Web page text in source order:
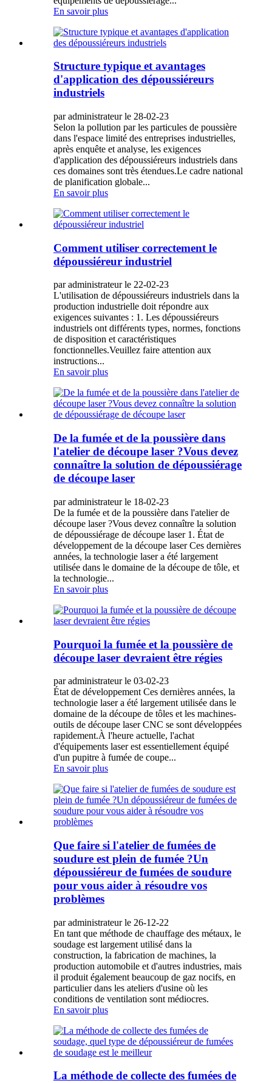
En savoir plus
Structure typique et avantages
d'application des dépoussiéreurs
industriels
par administrateur le 28-02-23
Selon la pollution par les particules de poussière
dans l'espace limité des entreprises industrielles,
après enquête et analyse, les exigences
d'application des dépoussiéreurs industriels dans
ces domaines sont très étendues.Le cadre national
de planification globale...
En savoir plus
Comment utiliser correctement le
dépoussiéreur industriel
par administrateur le 22-02-23
L'utilisation de dépoussiéreurs industriels dans la
production industrielle doit répondre aux
exigences suivantes : 1. Les dépoussiéreurs
industriels ont différents types, normes, fonctions
de disposition et caractéristiques
fonctionnelles.Veuillez faire attention aux
instructions...
En savoir plus
De la fumée et de la poussière dans
l'atelier de découpe laser ?Vous devez
connaître la solution de dépoussiérage
de découpe laser
par administrateur le 18-02-23
De la fumée et de la poussière dans l'atelier de
découpe laser ?Vous devez connaître la solution
de dépoussiérage de découpe laser 1. État de
développement de la découpe laser Ces dernières
années, la technologie laser a été largement
utilisée dans le domaine de la découpe de tôle, et
la technologie...
En savoir plus
Pourquoi la fumée et la poussière de
découpe laser devraient être régies
par administrateur le 03-02-23
État de développement Ces dernières années, la
technologie laser a été largement utilisée dans le
domaine de la découpe de tôles et les machines-
outils de découpe laser CNC se sont développées
rapidement.À l'heure actuelle, l'achat
d'équipements laser est essentiellement équipé
d'un pupitre à fumée de coupe...
En savoir plus
Que faire si l'atelier de fumées de
soudure est plein de fumée ?Un
dépoussiéreur de fumées de soudure
pour vous aider à résoudre vos
problèmes
par administrateur le 26-12-22
En tant que méthode de chauffage des métaux, le
soudage est largement utilisé dans la
construction, la fabrication de machines, la
production automobile et d'autres industries, mais
il produit également beaucoup de gaz nocifs, en
particulier dans les ateliers d'usine où les
conditions de ventilation sont médiocres.
En savoir plus
La méthode de collecte des fumées de